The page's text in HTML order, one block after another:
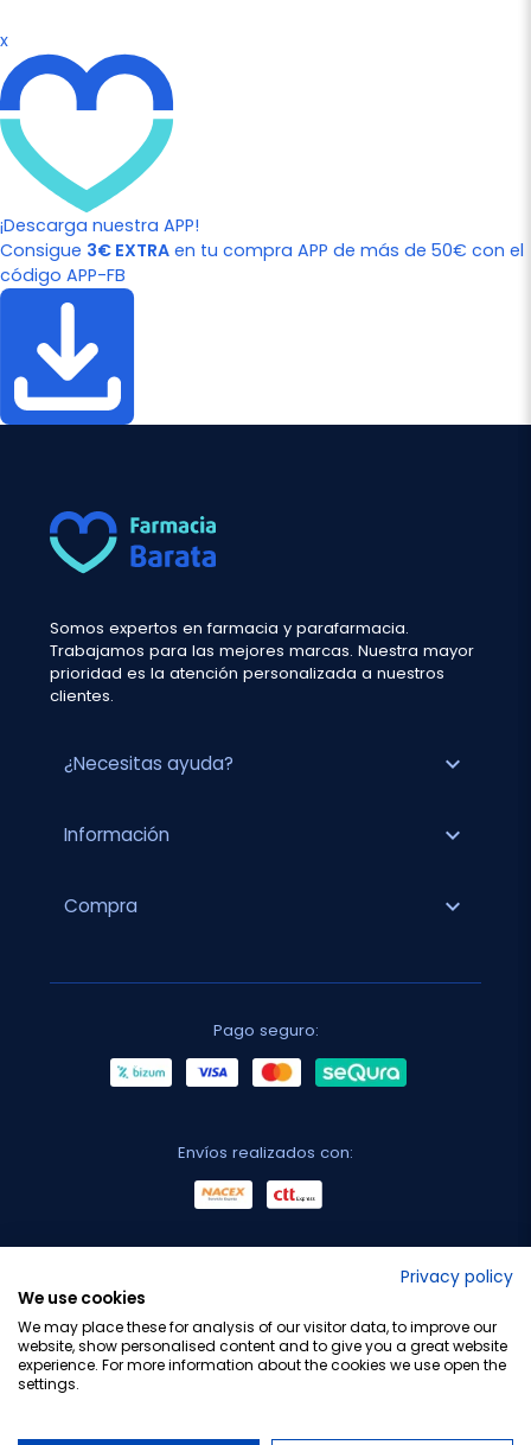
x
¡Descarga nuestra APP!
Consigue 3€ EXTRA en tu compra APP de más de 50€ con el
código APP-FB
Somos expertos en farmacia y parafarmacia.
Trabajamos para las mejores marcas. Nuestra mayor
prioridad es la atención personalizada a nuestros
clientes.
¿Necesitas ayuda? expand_more
Información expand_more
Compra expand_more
Pago seguro:
Envíos realizados con:
Privacy policy
We use cookies
We may place these for analysis of our visitor data, to improve our
website, show personalised content and to give you a great website
experience. For more information about the cookies we use open the
settings.